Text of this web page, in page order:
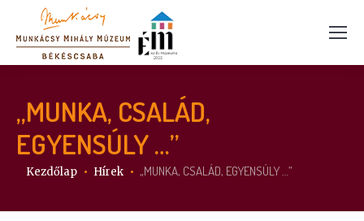
„MUNKA, CSALÁD,
EGYENSÚLY …”
Itt vagy:
Kezdőlap Hírek „MUNKA, CSALÁD, EGYENSÚLY …”